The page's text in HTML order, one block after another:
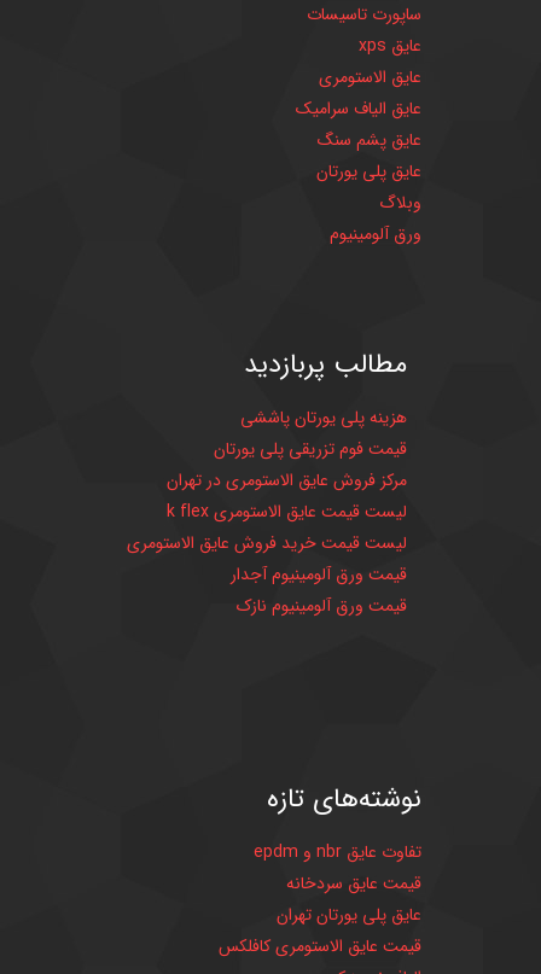
ساپورت تاسیسات
عایق xps
عایق الاستومری
عایق الیاف سرامیک
عایق پشم سنگ
عایق پلی یورتان
وبلاگ
ورق آلومینیوم
مطالب پربازدید
هزینه پلی یورتان پاششی
قیمت فوم تزریقی پلی یورتان
مرکز فروش عایق الاستومری در تهران
لیست قیمت عایق الاستومری k flex
لیست قیمت خرید فروش عایق الاستومری
قیمت ورق آلومینیوم آجدار
قیمت ورق آلومینیوم نازک
نوشته‌های تازه
تفاوت عایق nbr و epdm
قیمت عایق سردخانه
عایق پلی یورتان تهران
قیمت عایق الاستومری کافلکس